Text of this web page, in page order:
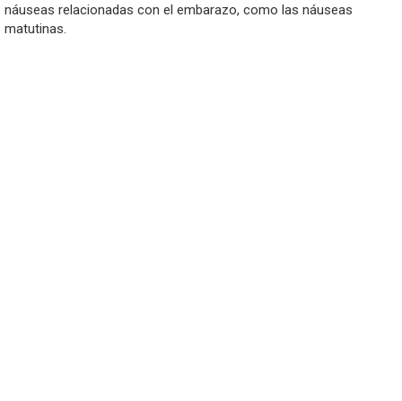
náuseas relacionadas con el embarazo, como las náuseas
matutinas.